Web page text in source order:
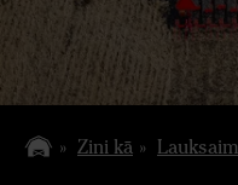
Zini kā